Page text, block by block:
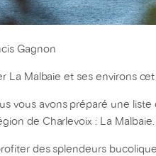
Gagnon
La Malbaie et ses environs
vous avons préparé une liste
de Charlevoix : La Malbaie.
des splendeurs